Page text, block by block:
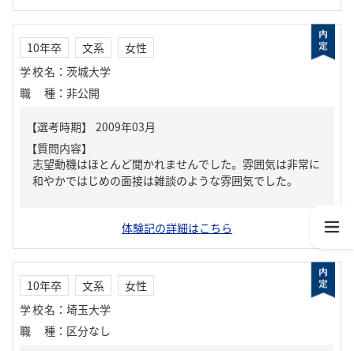
10年卒 文系
女性
学校名 ： 茨城大学
職種 ： 非公開
【質問内容】
志望動機はほとんど聞かれませんでした。雰囲気は非常に
和やかではじめの面接は雑談のような雰囲気でした。
体験記の詳細はこちら
10年卒 文系
女性
学校名 ： 埼玉大学
職種 ： 区分なし